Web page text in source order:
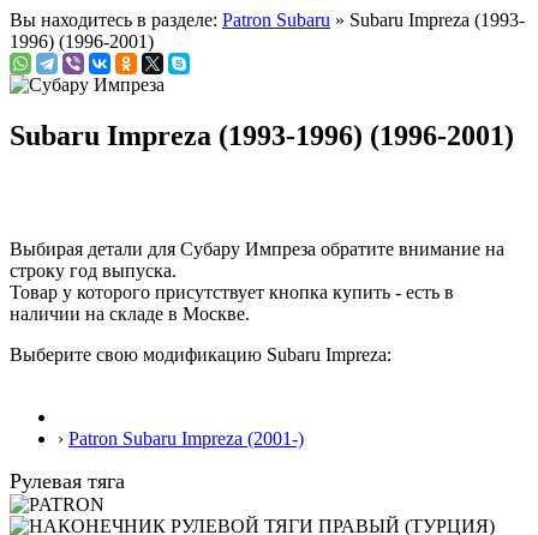
Вы находитесь в разделе: Patron Subaru » Subaru Impreza (1993-
1996) (1996-2001)
Subaru Impreza (1993-1996) (1996-2001)
Выбирая детали для Субару Импреза обратите внимание на
строку год выпуска.
Товар у которого присутствует кнопка купить - есть в
наличии на складе в Москве.
Выберите свою модификацию Subaru Impreza:
› Patron Subaru Impreza (2001-)
Рулевая тяга